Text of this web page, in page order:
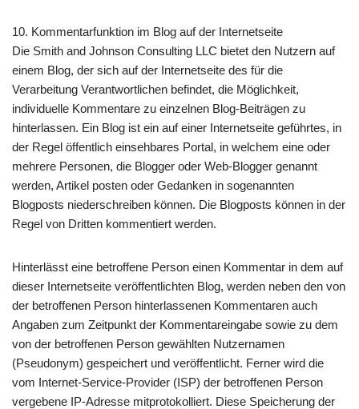
10. Kommentarfunktion im Blog auf der Internetseite
Die Smith and Johnson Consulting LLC bietet den Nutzern auf
einem Blog, der sich auf der Internetseite des für die
Verarbeitung Verantwortlichen befindet, die Möglichkeit,
individuelle Kommentare zu einzelnen Blog-Beiträgen zu
hinterlassen. Ein Blog ist ein auf einer Internetseite geführtes, in
der Regel öffentlich einsehbares Portal, in welchem eine oder
mehrere Personen, die Blogger oder Web-Blogger genannt
werden, Artikel posten oder Gedanken in sogenannten
Blogposts niederschreiben können. Die Blogposts können in der
Regel von Dritten kommentiert werden.
Hinterlässt eine betroffene Person einen Kommentar in dem auf
dieser Internetseite veröffentlichten Blog, werden neben den von
der betroffenen Person hinterlassenen Kommentaren auch
Angaben zum Zeitpunkt der Kommentareingabe sowie zu dem
von der betroffenen Person gewählten Nutzernamen
(Pseudonym) gespeichert und veröffentlicht. Ferner wird die
vom Internet-Service-Provider (ISP) der betroffenen Person
vergebene IP-Adresse mitprotokolliert. Diese Speicherung der